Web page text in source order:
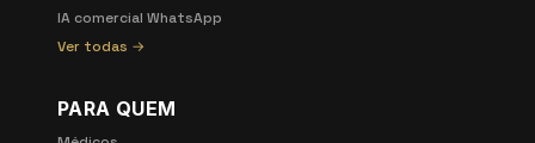
IA comercial WhatsApp
Ver todas →
PARA QUEM